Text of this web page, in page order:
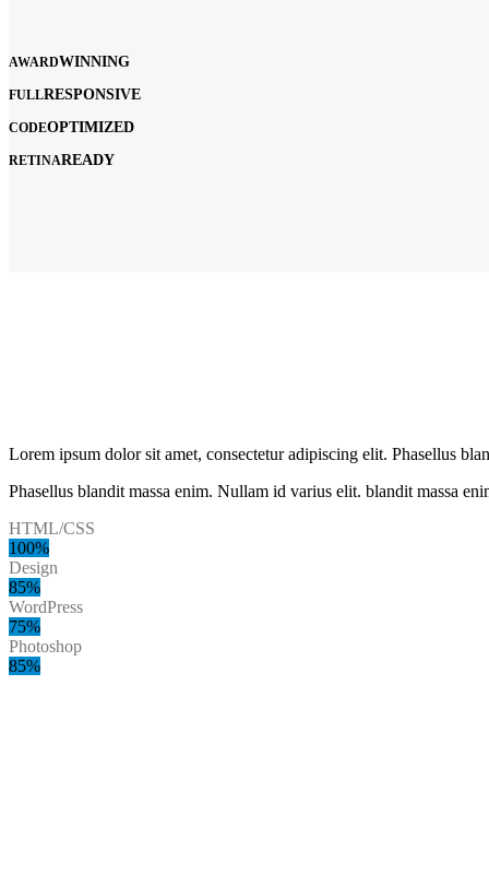
AWARDWINNING
FULLRESPONSIVE
CODEOPTIMIZED
RETINAREADY
Lorem ipsum dolor sit amet, consectetur adipiscing elit. Phasellus
Phasellus blandit massa enim. Nullam id varius elit. blandit massa
HTML/CSS
100%
Design
85%
WordPress
75%
Photoshop
85%